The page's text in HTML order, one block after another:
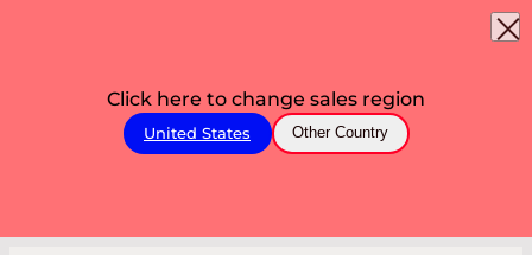
Click here to change sales region
United States Other Country